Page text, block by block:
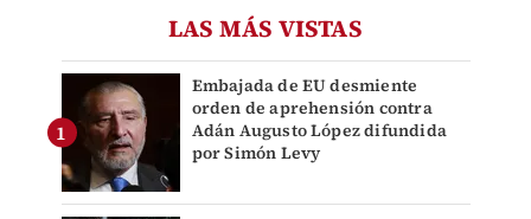
LAS MÁS VISTAS
Embajada de EU desmiente
orden de aprehensión contra
Adán Augusto López difundida
por Simón Levy